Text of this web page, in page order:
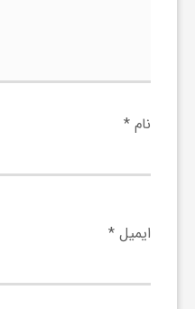
نام *
ایمیل *